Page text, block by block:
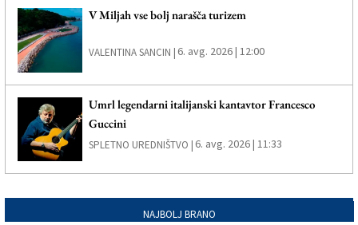
V Miljah vse bolj narašča turizem
VALENTINA SANCIN | 6. avg. 2026 | 12:00
Umrl legendarni italijanski kantavtor Francesco
Guccini
SPLETNO UREDNIŠTVO | 6. avg. 2026 | 11:33
NAJBOLJ BRANO